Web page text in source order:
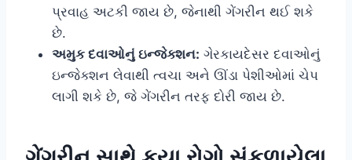
પ્રવાહ અટકી જાય છે, જેનાથી ગેંગરીન થઈ શકે
છે.
અમુક દવાઓનું ઇન્જેક્શન: ગેરકાયદેસર દવાઓનું
ઇન્જેક્શન લેવાથી ત્વચા અને ઊંડા પેશીઓમાં ચેપ
લાગી શકે છે, જે ગેંગરીન તરફ દોરી જાય છે.